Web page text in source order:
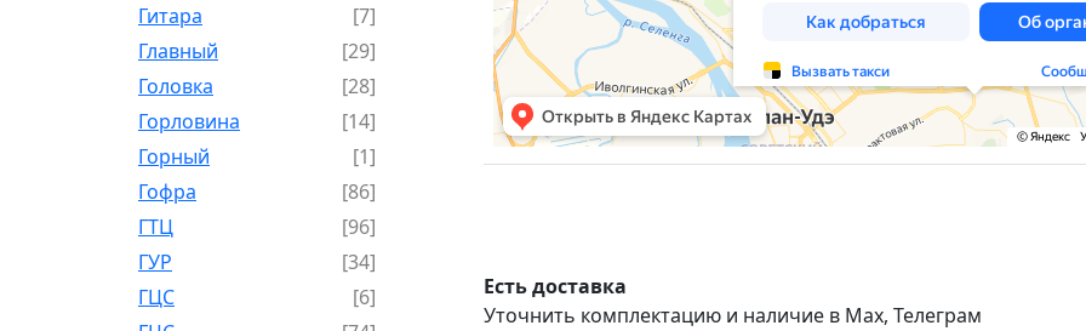
Гитара
[7]
Главный
[29]
Головка
[28]
Горловина
[14]
Горный
[1]
Гофра
[86]
ГТЦ
[96]
ГУР
[34]
ГЦC
[6]
Есть доставка
Уточнить комплектацию и наличие в Max, Телеграм